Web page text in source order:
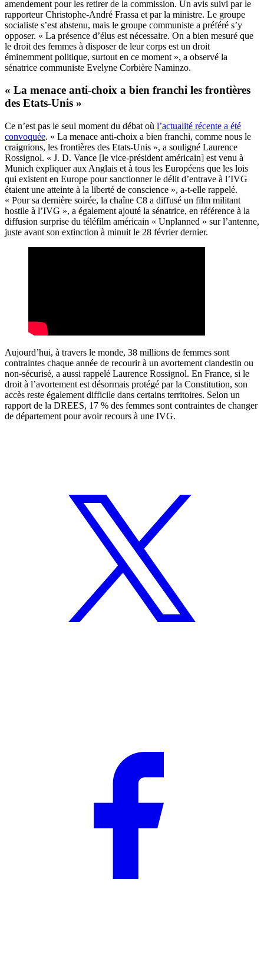
amendement pour les retirer de la commission. Un avis suivi par le
rapporteur Christophe-André Frassa et par la ministre. Le groupe
socialiste s’est abstenu, mais le groupe communiste a préféré s’y
opposer. « La présence d’élus est nécessaire. On a bien mesuré que
le droit des femmes à disposer de leur corps est un droit
éminemment politique, surtout en ce moment », a observé la
sénatrice communiste Evelyne Corbière Naminzo.
« La menace anti-choix a bien franchi les frontières
des Etats-Unis »
Ce n’est pas le seul moment du débat où l’actualité récente a été
convoquée. « La menace anti-choix a bien franchi, comme nous le
craignions, les frontières des Etats-Unis », a souligné Laurence
Rossignol. « J. D. Vance [le vice-président américain] est venu à
Munich expliquer aux Anglais et à tous les Européens que les lois
qui existent en Europe pour sanctionner le délit d’entrave à l’IVG
étaient une atteinte à la liberté de conscience », a-t-elle rappelé.
« Pour sa dernière soirée, la chaîne C8 a diffusé un film militant
hostile à l’IVG », a également ajouté la sénatrice, en référence à la
diffusion surprise du téléfilm américain « Unplanned » sur l’antenne,
juste avant son extinction à minuit le 28 février dernier.
Aujourd’hui, à travers le monde, 38 millions de femmes sont
contraintes chaque année de recourir à un avortement clandestin ou
non-sécurisé, a aussi rappelé Laurence Rossignol. En France, si le
droit à l’avortement est désormais protégé par la Constitution, son
accès reste également difficile dans certains territoires. Selon un
rapport de la DREES, 17 % des femmes sont contraintes de changer
de département pour avoir recours à une IVG.